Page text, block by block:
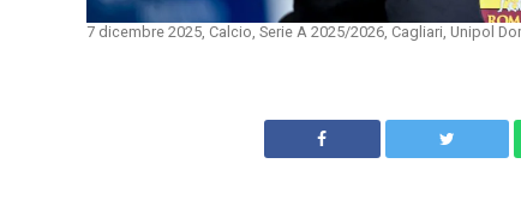
7 dicembre 2025, Calcio, Serie A 2025/2026, Cagliari, Unipol